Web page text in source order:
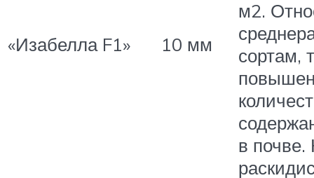
«Изабелла F1» 10 мм
м2.
сортам,
в почве.